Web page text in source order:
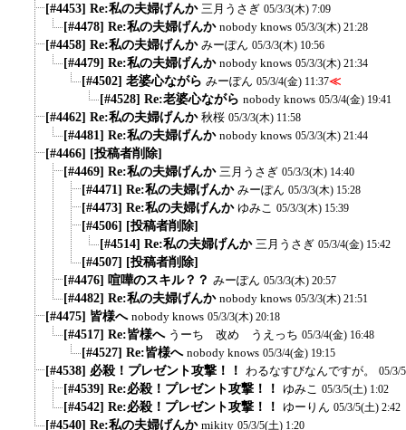
[#4453] Re:私の夫婦げんか 三月うさぎ 05/3/3(木) 7:09
[#4478] Re:私の夫婦げんか nobody knows 05/3/3(木) 21:28
[#4458] Re:私の夫婦げんか みーぽん 05/3/3(木) 10:56
[#4479] Re:私の夫婦げんか nobody knows 05/3/3(木) 21:34
[#4502] 老婆心ながら みーぽん 05/3/4(金) 11:37≪
[#4528] Re:老婆心ながら nobody knows 05/3/4(金) 19:41
[#4462] Re:私の夫婦げんか 秋桜 05/3/3(木) 11:58
[#4481] Re:私の夫婦げんか nobody knows 05/3/3(木) 21:44
[#4466] [投稿者削除]
[#4469] Re:私の夫婦げんか 三月うさぎ 05/3/3(木) 14:40
[#4471] Re:私の夫婦げんか みーぽん 05/3/3(木) 15:28
[#4473] Re:私の夫婦げんか ゆみこ 05/3/3(木) 15:39
[#4506] [投稿者削除]
[#4514] Re:私の夫婦げんか 三月うさぎ 05/3/4(金) 15:42
[#4507] [投稿者削除]
[#4476] 喧嘩のスキル？？ みーぽん 05/3/3(木) 20:57
[#4482] Re:私の夫婦げんか nobody knows 05/3/3(木) 21:51
[#4475] 皆様へ nobody knows 05/3/3(木) 20:18
[#4517] Re:皆様へ うーち 改め うえっち 05/3/4(金) 16:48
[#4527] Re:皆様へ nobody knows 05/3/4(金) 19:15
[#4538] 必殺！プレゼント攻撃！！ わるなすびなんですが。 05/3/
[#4539] Re:必殺！プレゼント攻撃！！ ゆみこ 05/3/5(土) 1:02
[#4542] Re:必殺！プレゼント攻撃！！ ゆーりん 05/3/5(土) 2:42
[#4540] Re:私の夫婦げんか mikity 05/3/5(土) 1:20